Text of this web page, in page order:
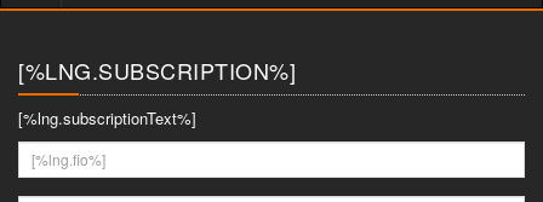
[%LNG.SUBSCRIPTION%]
[%lng.subscriptionText%]
[%lng.fio%]